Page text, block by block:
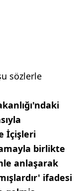
sözlerle
İçişleri
birlikte
anlaşarak
ifadesi